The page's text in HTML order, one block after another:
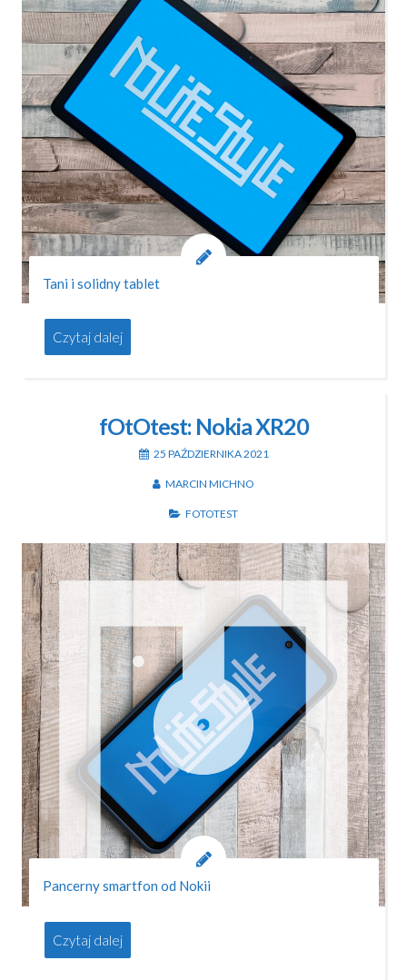
Tani i solidny tablet
Czytaj dalej
fOtOtest: Nokia XR20
25 PAŹDZIERNIKA 2021
MARCIN MICHNO
FOTOTEST
Pancerny smartfon od Nokii
Czytaj dalej